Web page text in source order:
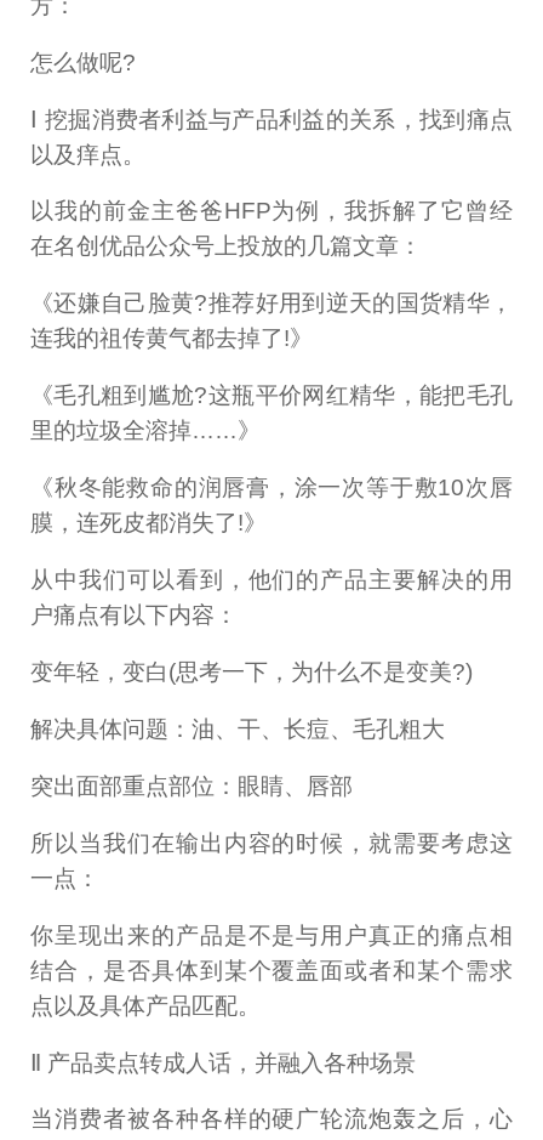
方：
怎么做呢?
Ⅰ 挖掘消费者利益与产品利益的关系，找到痛点
以及痒点。
以我的前金主爸爸HFP为例，我拆解了它曾经
在名创优品公众号上投放的几篇文章：
《还嫌自己脸黄?推荐好用到逆天的国货精华，
连我的祖传黄气都去掉了!》
《毛孔粗到尴尬?这瓶平价网红精华，能把毛孔
里的垃圾全溶掉……》
《秋冬能救命的润唇膏，涂一次等于敷10次唇
膜，连死皮都消失了!》
从中我们可以看到，他们的产品主要解决的用
户痛点有以下内容：
变年轻，变白(思考一下，为什么不是变美?)
解决具体问题：油、干、长痘、毛孔粗大
突出面部重点部位：眼睛、唇部
所以当我们在输出内容的时候，就需要考虑这
一点：
你呈现出来的产品是不是与用户真正的痛点相
结合，是否具体到某个覆盖面或者和某个需求
点以及具体产品匹配。
Ⅱ 产品卖点转成人话，并融入各种场景
当消费者被各种各样的硬广轮流炮轰之后，心